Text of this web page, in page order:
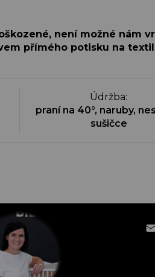
není možné nám
přímého potisku na
Údržba:
praní na 40°, naruby,
sušičce